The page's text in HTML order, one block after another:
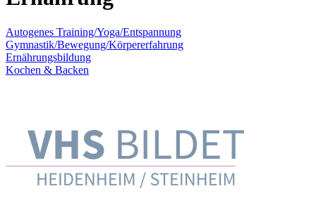
Autogenes Training/Yoga/Entspannung
Gymnastik/Bewegung/Körpererfahrung
Ernährungsbildung
Kochen & Backen